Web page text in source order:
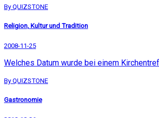
By QUIZSTONE
Religion, Kultur und Tradition
2008-11-25
Welches Datum wurde bei einem
By QUIZSTONE
Gastronomie